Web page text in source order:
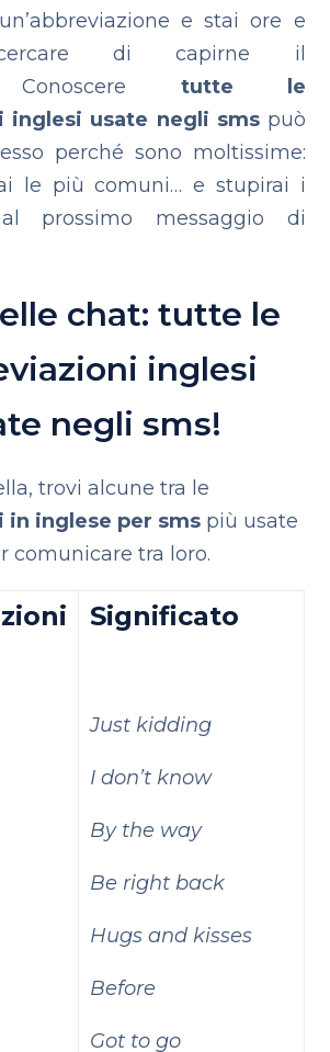
e stai ore e
di capirne il
Conoscere tutte le
inglesi usate negli smspuò
perché sono moltissime:
le più comuni… e stupirai i
prossimo messaggio di
chat: tutte le
inglesi
negli sms!
trovi alcune tra le
in inglese per sms più usate
comunicare tra loro.
Significato
Just kidding
I don’t know
By the way
Be right back
Hugs and kisses
Before
Got to go